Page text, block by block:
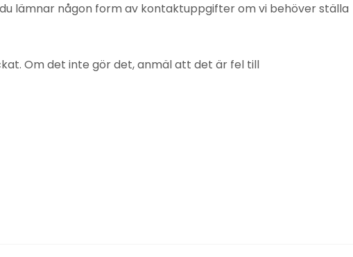
lämnar någon form av kontaktuppgifter om vi behöver ställa
Om det inte gör det, anmäl att det är fel till